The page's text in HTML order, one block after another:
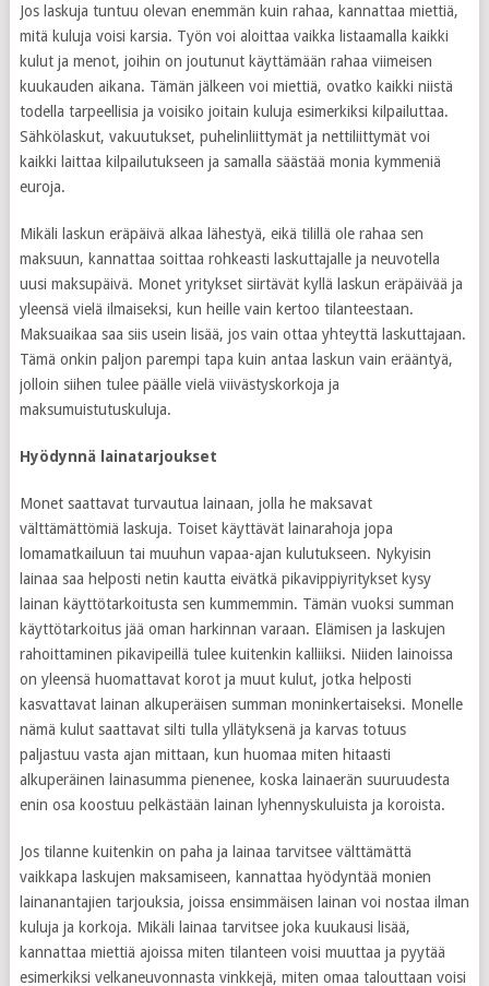
Jos laskuja tuntuu olevan enemmän kuin rahaa, kannattaa miettiä,
mitä kuluja voisi karsia. Työn voi aloittaa vaikka listaamalla kaikki
kulut ja menot, joihin on joutunut käyttämään rahaa viimeisen
kuukauden aikana. Tämän jälkeen voi miettiä, ovatko kaikki niistä
todella tarpeellisia ja voisiko joitain kuluja esimerkiksi kilpailuttaa.
Sähkölaskut, vakuutukset, puhelinliittymät ja nettiliittymät voi
kaikki laittaa kilpailutukseen ja samalla säästää monia kymmeniä
euroja.
Mikäli laskun eräpäivä alkaa lähestyä, eikä tilillä ole rahaa sen
maksuun, kannattaa soittaa rohkeasti laskuttajalle ja neuvotella
uusi maksupäivä. Monet yritykset siirtävät kyllä laskun eräpäivää ja
yleensä vielä ilmaiseksi, kun heille vain kertoo tilanteestaan.
Maksuaikaa saa siis usein lisää, jos vain ottaa yhteyttä laskuttajaan.
Tämä onkin paljon parempi tapa kuin antaa laskun vain erääntyä,
jolloin siihen tulee päälle vielä viivästyskorkoja ja
maksumuistutuskuluja.
Hyödynnä lainatarjoukset
Monet saattavat turvautua lainaan, jolla he maksavat
välttämättömiä laskuja. Toiset käyttävät lainarahoja jopa
lomamatkailuun tai muuhun vapaa-ajan kulutukseen. Nykyisin
lainaa saa helposti netin kautta eivätkä pikavippiyritykset kysy
lainan käyttötarkoitusta sen kummemmin. Tämän vuoksi summan
käyttötarkoitus jää oman harkinnan varaan. Elämisen ja laskujen
rahoittaminen pikavipeillä tulee kuitenkin kalliiksi. Niiden lainoissa
on yleensä huomattavat korot ja muut kulut, jotka helposti
kasvattavat lainan alkuperäisen summan moninkertaiseksi. Monelle
nämä kulut saattavat silti tulla yllätyksenä ja karvas totuus
paljastuu vasta ajan mittaan, kun huomaa miten hitaasti
alkuperäinen lainasumma pienenee, koska lainaerän suuruudesta
enin osa koostuu pelkästään lainan lyhennyskuluista ja koroista.
Jos tilanne kuitenkin on paha ja lainaa tarvitsee välttämättä
vaikkapa laskujen maksamiseen, kannattaa hyödyntää monien
lainanantajien tarjouksia, joissa ensimmäisen lainan voi nostaa ilman
kuluja ja korkoja. Mikäli lainaa tarvitsee joka kuukausi lisää,
kannattaa miettiä ajoissa miten tilanteen voisi muuttaa ja pyytää
esimerkiksi velkaneuvonnasta vinkkejä, miten omaa talouttaan voisi